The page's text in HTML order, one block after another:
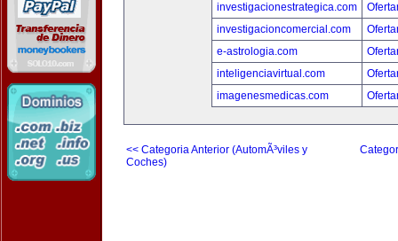
investigacionestrategica.com
investigacioncomercial.com
e-astrologia.com
inteligenciavirtual.com
imagenesmedicas.com
<< Categoria Anterior (AutomÃ³viles y
Coches)